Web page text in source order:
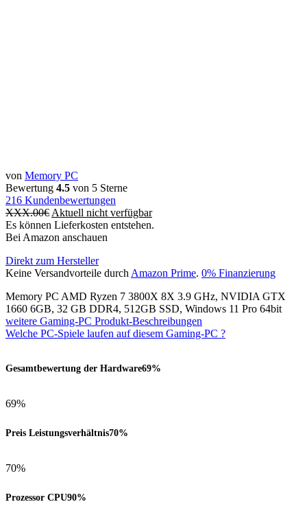
von Memory PC
Bewertung 4.5 von 5 Sterne
216 Kundenbewertungen
XXX.00€ Aktuell nicht verfügbar
Es können Lieferkosten entstehen.
Bei Amazon anschauen
Direkt zum Hersteller
Keine Versandvorteile durch Amazon Prime. 0% Finanzierung
Memory PC AMD Ryzen 7 3800X 8X 3.9 GHz, NVIDIA GTX
1660 6GB, 32 GB DDR4, 512GB SSD, Windows 11 Pro 64bit
weitere Gaming-PC Produkt-Beschreibungen
Welche PC-Spiele laufen auf diesem Gaming-PC ?
Gesamtbewertung der Hardware69%
69%
Preis Leistungsverhältnis70%
70%
Prozessor CPU90%